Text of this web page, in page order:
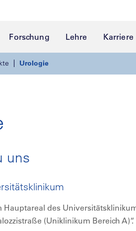
Forschung Lehre Karriere
Urologie
uns
Hauptareal des
(Uniklinikum Bereich A)“.